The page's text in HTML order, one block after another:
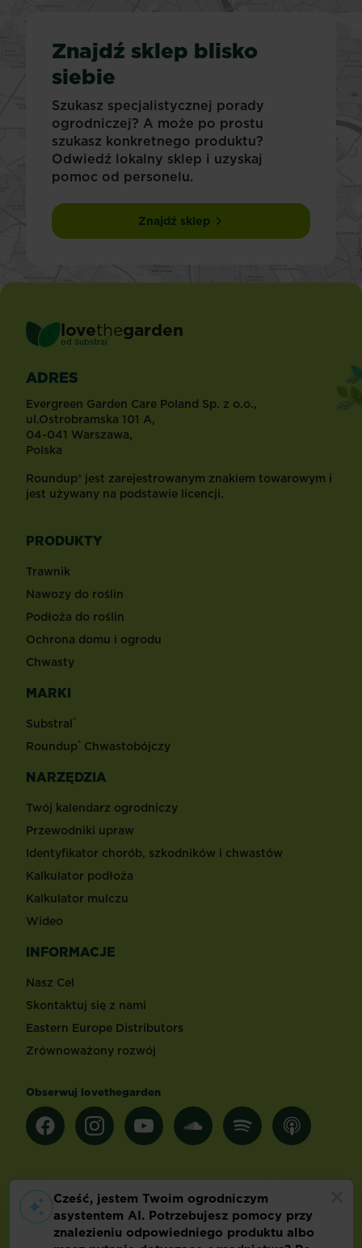
Znajdź sklep blisko
siebie
Szukasz specjalistycznej porady
ogrodniczej? A może po prostu
szukasz konkretnego produktu?
Odwiedź lokalny sklep i uzyskaj
pomoc od personelu.
Znajdź sklep
lovethegarden
od Substral ®
ADRES
Evergreen Garden Care Poland Sp. z o.o.,
ul.Ostrobramska 101 A,
04-041 Warszawa,
Polska
Roundup® jest zarejestrowanym znakiem towarowym i
jest używany na podstawie licencji.
PRODUKTY
Trawnik
Nawozy do roślin
Podłoża do roślin
Ochrona domu i ogrodu
Chwasty
MARKI
Substral®
Roundup® Chwastobójczy
NARZĘDZIA
Twój kalendarz ogrodniczy
Przewodniki upraw
Identyfikator chorób, szkodników i chwastów
Kalkulator podłoża
Kalkulator mulczu
Wideo
INFORMACJE
Nasz Cel
Skontaktuj się z nami
Eastern Europe Distributors
Zrównoważony rozwój
Obserwuj lovethegarden
Inne kraje